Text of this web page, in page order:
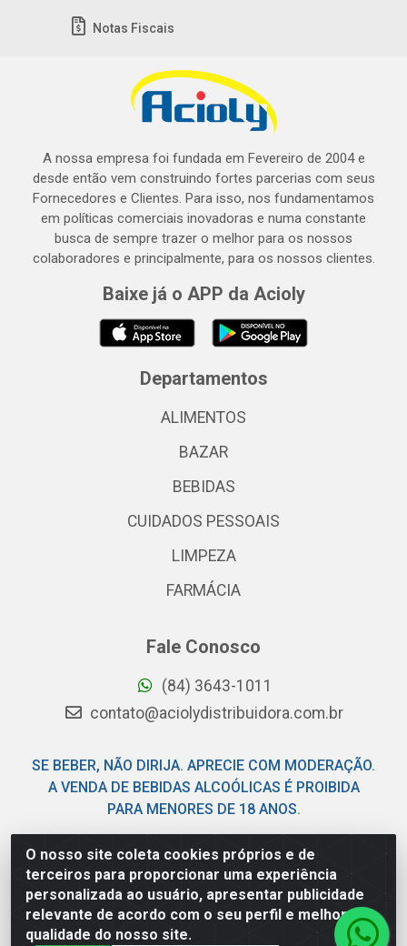
O nosso site coleta cookies próprios e de
terceiros para proporcionar uma experiência
personalizada ao usuário, apresentar publicidade
relevante de acordo com o seu perfil e melhorar a
qualidade do nosso site.
Notas Fiscais
A nossa empresa foi fundada em Fevereiro de 2004 e
desde então vem construindo fortes parcerias com seus
Fornecedores e Clientes. Para isso, nos fundamentamos
em políticas comerciais inovadoras e numa constante
busca de sempre trazer o melhor para os nossos
colaboradores e principalmente, para os nossos clientes.
Baixe já o APP da Acioly
Departamentos
ALIMENTOS
BAZAR
BEBIDAS
CUIDADOS PESSOAIS
LIMPEZA
FARMÁCIA
Fale Conosco
(84) 3643-1011
contato@aciolydistribuidora.com.br
SE BEBER, NÃO DIRIJA. APRECIE COM MODERAÇÃO.
A VENDA DE BEBIDAS ALCOÓLICAS É PROIBIDA
PARA MENORES DE 18 ANOS.
Acioly Distribuidora - Av Piloto Pereira Tim - Parque de
Exposições - Parnamirim/RN - CEP 59146-480 - CNPJ
06.029.901/0001-92